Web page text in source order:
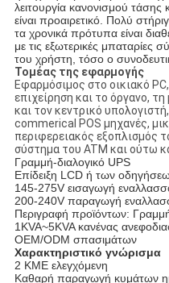
λειτουργία κανονισμού τάσης
είναι προαιρετικό. Πολύ
τα χρονικά πρότυπα είναι
με τις εξωτερικές μπαταρίες
του χρήστη, τόσο ο
Τομέας της εφαρμογής
Εφαρμόσιμος στο οικιακό
επιχείρηση και το όργανο,
και τον κεντρικό
commerical POS μηχανές,
περιφερειακός εξοπλισμός
σύστημα του ATM και ούτω
Γραμμή-διαλογικό UPS
Επίδειξη LCD ή των
145-275V εισαγωγή
200-240V παραγωγή
Περιγραφή προϊόντων:
1KVA~5KVA κανένας
OEM/ODM σπασιμάτων
Χαρακτηριστικό γνώρισμα
2 ΚΜΕ ελεγχόμενη
Καθαρή παραγωγή κυμάτων